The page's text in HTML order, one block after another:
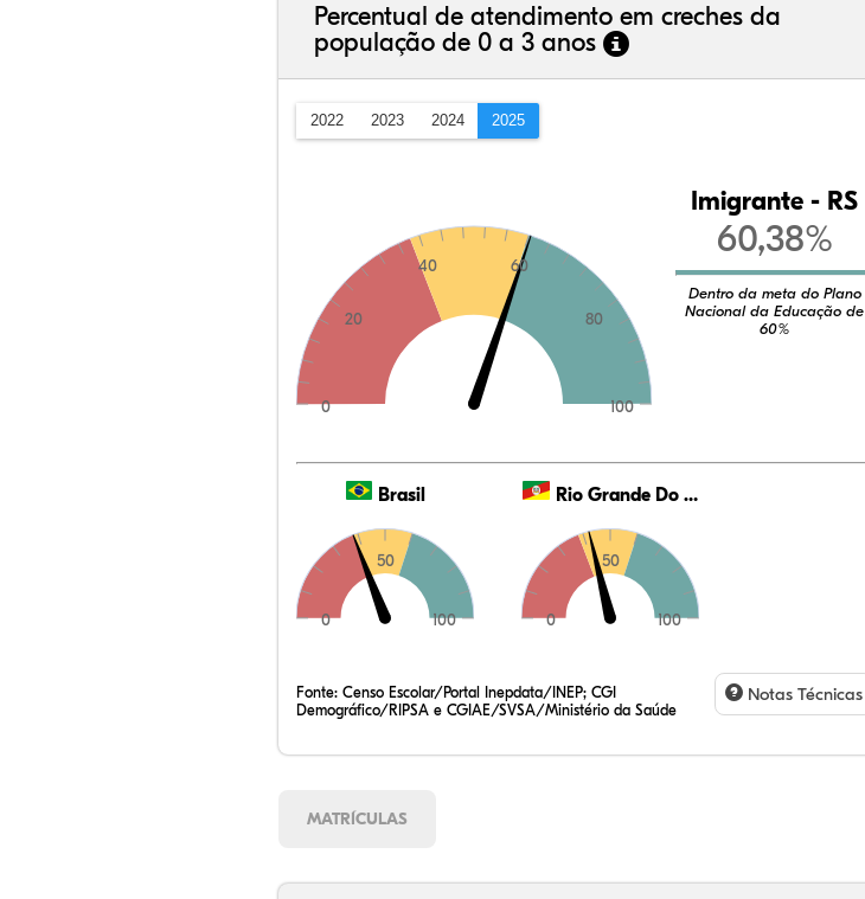
Percentual de atendimento em creches da
população de 0 a 3 anos
2022 2023 2024 2025
0
20
40 60
80
100
Imigrante - RS
60,38%
Dentro da meta do Plano
Nacional da Educação de
60%
Brasil
0
50
100
Rio Grande Do Sul
0
50
100
Fonte: Censo Escolar/Portal Inepdata/INEP; CGI
Demográfico/RIPSA e CGIAE/SVSA/Ministério da Saúde
Notas Técnicas
MATRÍCULAS
78,44%
7,38%
0,13%
13,39%
0,59%
0,07%
35,47%
7,72%
0,47%
54,20%
0,83%
1,31%